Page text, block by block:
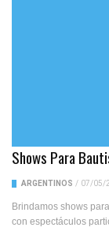
Shows Para
ARGENTINOS / 07/05/
Brindamos shows
con espectáculos